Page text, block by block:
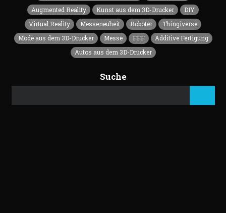
Augmented Reality
Kunst aus dem 3D-Drucker
DIY
Virtual Reality
Messeneuheit Roboter
Thingiverse
Mode aus dem 3D-Drucker
Messe FFF
Additive Fertigung
Autos aus dem 3D-Drucker
Suche